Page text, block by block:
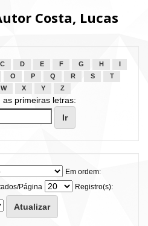
Costa, Lucas
C D E F G H
O P Q R S
T
W X Y Z
primeiras letras:
Em ordem:
Página
Registro(s):